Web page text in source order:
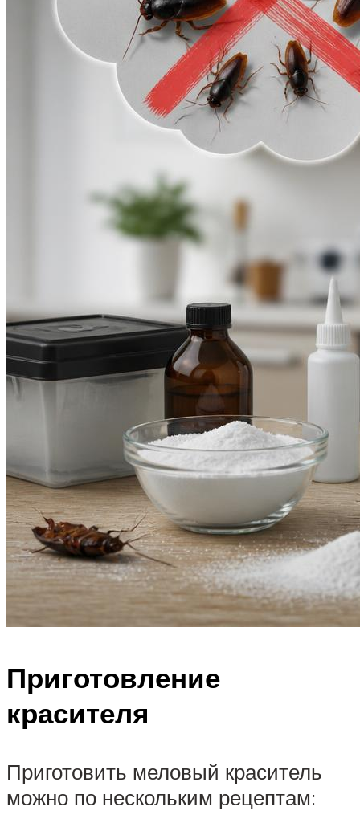
Приготовление
красителя
Приготовить меловый краситель
можно по нескольким рецептам: